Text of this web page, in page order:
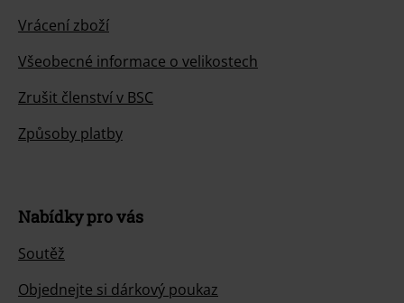
Vrácení zboží
Všeobecné informace o velikostech
Zrušit členství v BSC
Způsoby platby
Nabídky pro vás
Soutěž
Objednejte si dárkový poukaz